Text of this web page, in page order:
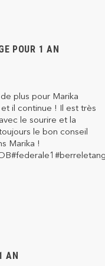
POUR 1 AN
plus pour Marika
il continue ! Il est très
le sourire et la
le bon conseil
Marika !
AN